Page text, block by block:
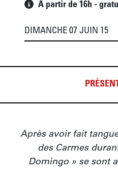
À partir de 16h -
DIMANCHE 07 JUIN 15
Après avoir fait
des Carmes
Domingo » se sont